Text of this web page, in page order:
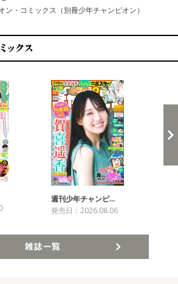
ン・コミックス（別冊少年チャンピオン）
週刊少年チャンピ…
発売日：2026.08.06